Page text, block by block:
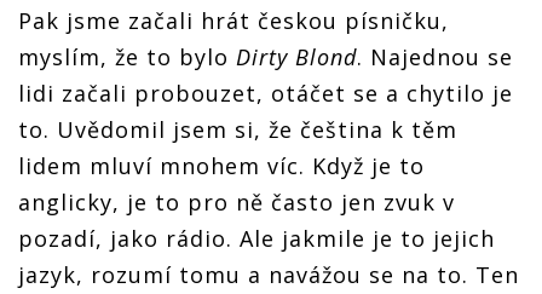
Pak jsme začali hrát českou písničku,
myslím, že to bylo Dirty Blond. Najednou se
lidi začali probouzet, otáčet se a chytilo je
to. Uvědomil jsem si, že čeština k těm
lidem mluví mnohem víc. Když je to
anglicky, je to pro ně často jen zvuk v
pozadí, jako rádio. Ale jakmile je to jejich
jazyk, rozumí tomu a navážou se na to. Ten